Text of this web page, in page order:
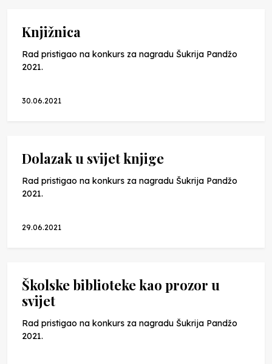
Knjižnica
Rad pristigao na konkurs za nagradu Šukrija Pandžo
2021.
30.06.2021
Dolazak u svijet knjige
Rad pristigao na konkurs za nagradu Šukrija Pandžo
2021.
29.06.2021
Školske biblioteke kao prozor u
svijet
Rad pristigao na konkurs za nagradu Šukrija Pandžo
2021.